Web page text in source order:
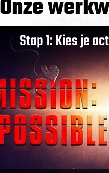
Onze
Stap 1: Kies je